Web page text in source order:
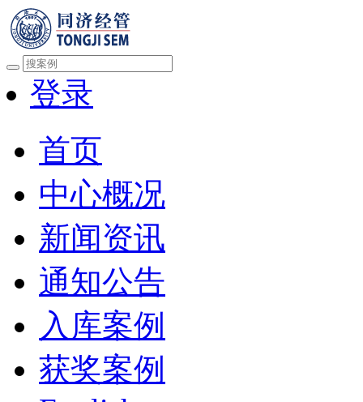
登录
首页
中心概况
新闻资讯
通知公告
入库案例
获奖案例